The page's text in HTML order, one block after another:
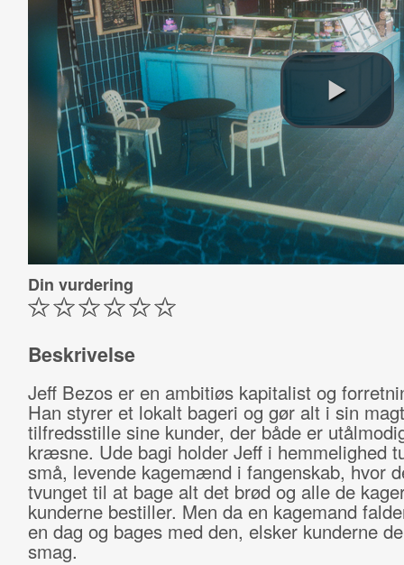
Din vurdering
Beskrivelse
Jeff Bezos er en ambitiøs kapitalist og
Han styrer et lokalt bageri og gør alt i sin
tilfredsstille sine kunder, der både er
kræsne. Ude bagi holder Jeff i hemmelighed
små, levende kagemænd i fangenskab, hvor
tvunget til at bage alt det brød og alle de
kunderne bestiller. Men da en kagemand
en dag og bages med den, elsker kunderne
smag.